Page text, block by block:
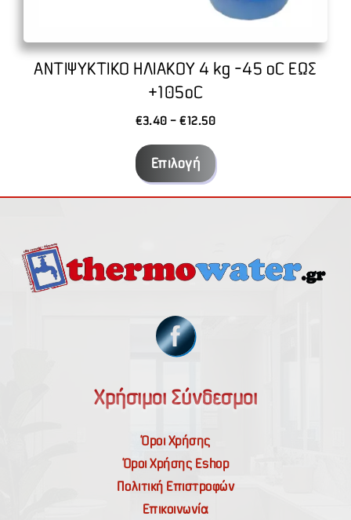
ΑΝΤΙΨΥΚΤΙΚΟ ΗΛΙΑΚΟΥ 4 kg -45 oC ΕΩΣ
+105oC
€3.40 – €12.50Price
€3.40
through
€12.50
Επιλογή
προϊόντος
Χρήσιμοι Σύνδεσμοι
Όροι Χρήσης
Όροι Χρήσης Εshop
Πολιτική Επιστροφών
Επικοινωνία